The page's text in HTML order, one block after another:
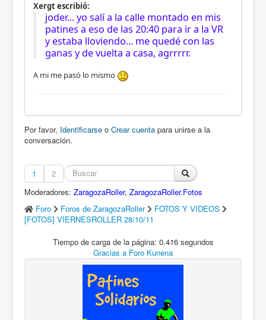
Xergt escribió:
joder... yo salí a la calle montado en mis
patines a eso de las 20:40 para ir a la VR
y estaba lloviendo... me quedé con las
ganas y de vuelta a casa, agrrrrr.
A mi me pasó lo mismo
Por favor, Identificarse o Crear cuenta para unirse a la
conversación.
1
2
Moderadores: ZaragozaRoller, ZaragozaRoller.Fotos
Foro
Foros de ZaragozaRoller
FOTOS Y VIDEOS
[FOTOS] VIERNESROLLER 28/10/11
Tiempo de carga de la página: 0.416 segundos
Gracias a Foro Kunena